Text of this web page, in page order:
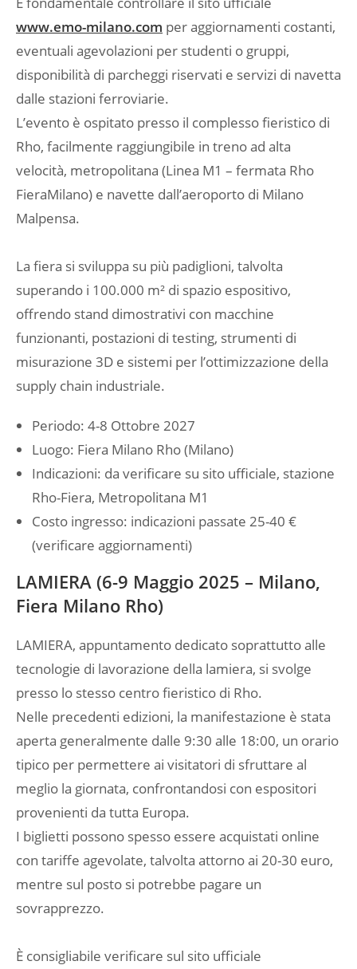
www.emo-milano.com per aggiornamenti costanti,
eventuali agevolazioni per studenti o gruppi,
disponibilità di parcheggi riservati e servizi di navetta
dalle stazioni ferroviarie.
L’evento è ospitato presso il complesso fieristico di
Rho, facilmente raggiungibile in treno ad alta
velocità, metropolitana (Linea M1 – fermata Rho
FieraMilano) e navette dall’aeroporto di Milano
Malpensa.
La fiera si sviluppa su più padiglioni, talvolta
superando i 100.000 m² di spazio espositivo,
offrendo stand dimostrativi con macchine
funzionanti, postazioni di testing, strumenti di
misurazione 3D e sistemi per l’ottimizzazione della
supply chain industriale.
Periodo: 4-8 Ottobre 2027
Luogo: Fiera Milano Rho (Milano)
Indicazioni: da verificare su sito ufficiale, stazione
Rho-Fiera, Metropolitana M1
Costo ingresso: indicazioni passate 25-40 €
(verificare aggiornamenti)
LAMIERA (6-9 Maggio 2025 – Milano,
Fiera Milano Rho)
LAMIERA, appuntamento dedicato soprattutto alle
tecnologie di lavorazione della lamiera, si svolge
presso lo stesso centro fieristico di Rho.
Nelle precedenti edizioni, la manifestazione è stata
aperta generalmente dalle 9:30 alle 18:00, un orario
tipico per permettere ai visitatori di sfruttare al
meglio la giornata, confrontandosi con espositori
provenienti da tutta Europa.
I biglietti possono spesso essere acquistati online
con tariffe agevolate, talvolta attorno ai 20-30 euro,
mentre sul posto si potrebbe pagare un
sovrapprezzo.
È consigliabile verificare sul sito ufficiale